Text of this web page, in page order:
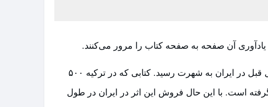
یادآوری آن صفحه به صفحه کتاب را مرور می‌کنند.
"ملت عشق" عنوان کتاب پرفروش، محبوب و افتاده بر سر زبان‌ها است که که نزدیک به دوسال قبل در ایران به شهرت رسید. کتابی که در ترکیه ۵۰۰
است. با این حال فروش این اثر در ایران در طول